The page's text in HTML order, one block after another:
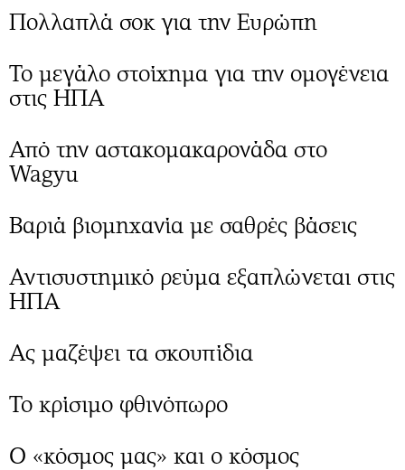
Πολλαπλά σοκ για την Ευρώπη
Το μεγάλο στοίχημα για την ομογένεια
στις ΗΠΑ
Από την αστακομακαρονάδα στο
Wagyu
Βαριά βιομηχανία με σαθρές βάσεις
Αντισυστημικό ρεύμα εξαπλώνεται στις
ΗΠΑ
Ας μαζέψει τα σκουπίδια
Το κρίσιμο φθινόπωρo
Ο «κόσμος μας» και ο κόσμος